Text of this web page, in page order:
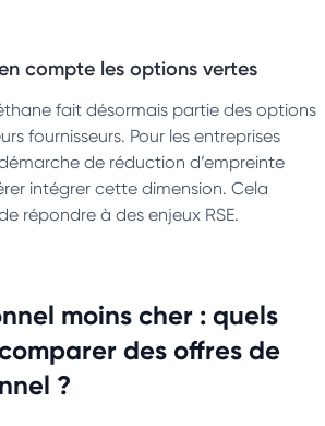
compte les options vertes
fait désormais partie des options
fournisseurs. Pour les entreprises
de réduction d’empreinte
intégrer cette dimension. Cela
répondre à des enjeux RSE.
moins cher : quels
des offres de
?